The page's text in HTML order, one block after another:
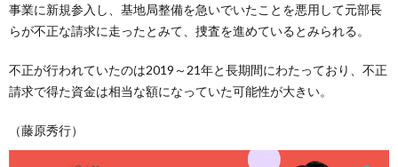
事業に新規参入し、基地局整備を急いでいたことを悪用して元部長
らが不正な請求に走ったとみて、捜査を進めているとみられる。
不正が行われていたのは2019～21年と長期間にわたっており、不正
請求で得た資金は相当な額になっていた可能性が大きい。
（藤原秀行）